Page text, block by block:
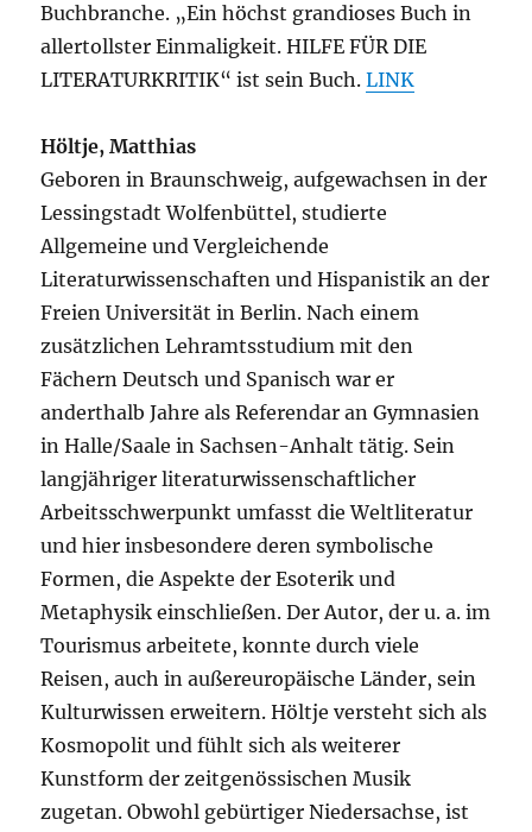
Buchbranche. „Ein höchst grandioses Buch in
allertollster Einmaligkeit. HILFE FÜR DIE
LITERATURKRITIK“ ist sein Buch.LINK
Höltje, Matthias
Geboren in Braunschweig, aufgewachsen in der
Lessingstadt Wolfenbüttel, studierte
Allgemeine und Vergleichende
Literaturwissenschaften und Hispanistik an der
Freien Universität in Berlin. Nach einem
zusätzlichen Lehramtsstudium mit den
Fächern Deutsch und Spanisch war er
anderthalb Jahre als Referendar an Gymnasien
in Halle/Saale in Sachsen-Anhalt tätig. Sein
langjähriger literaturwissenschaftlicher
Arbeitsschwerpunkt umfasst die Weltliteratur
und hier insbesondere deren symbolische
Formen, die Aspekte der Esoterik und
Metaphysik einschließen. Der Autor, der u. a. im
Tourismus arbeitete, konnte durch viele
Reisen, auch in außereuropäische Länder, sein
Kulturwissen erweitern. Höltje versteht sich als
Kosmopolit und fühlt sich als weiterer
Kunstform der zeitgenössischen Musik
zugetan. Obwohl gebürtiger Niedersachse, ist